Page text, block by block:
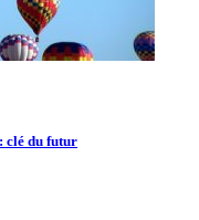
clé du futur